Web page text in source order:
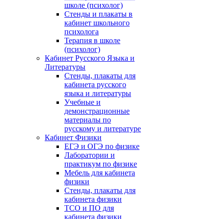
школе (психолог)
Стенды и плакаты в
кабинет школьного
психолога
Терапия в школе
(психолог)
Кабинет Русского Языка и
Литературы
Стенды, плакаты для
кабинета русского
языка и литературы
Учебные и
демонстрационные
материалы по
русскому и литературе
Кабинет Физики
ЕГЭ и ОГЭ по физике
Лаборатории и
практикум по физике
Мебель для кабинета
физики
Стенды, плакаты для
кабинета физики
ТСО и ПО для
кабинета физики